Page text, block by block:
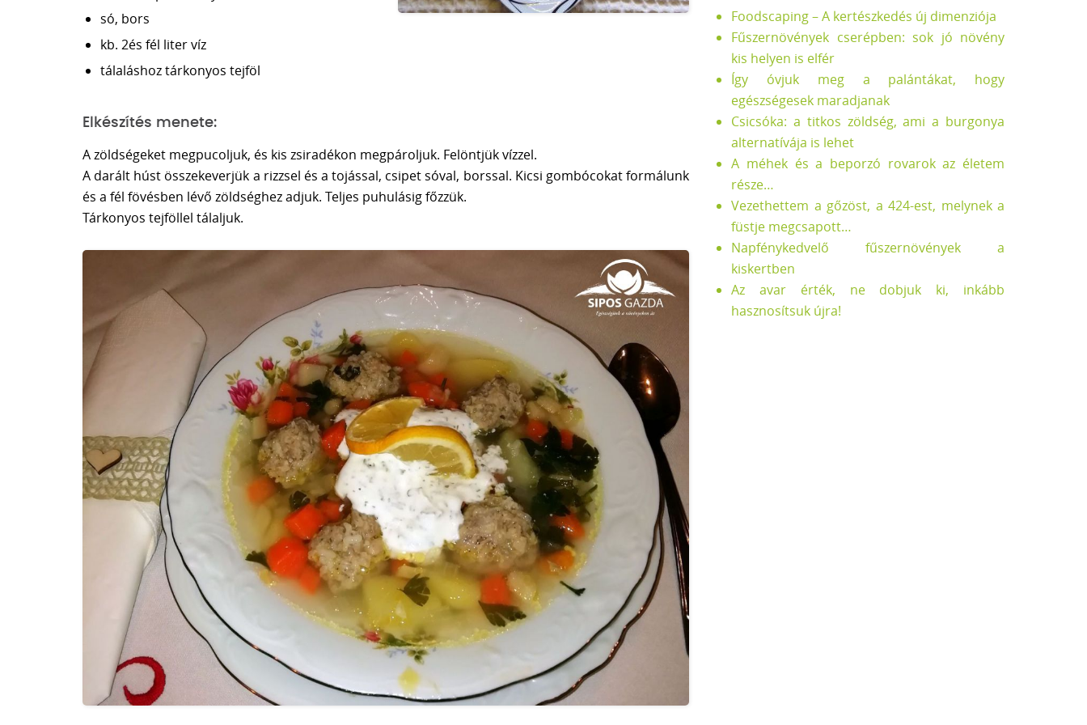
só, bors
kb. 2és fél liter víz
tálaláshoz tárkonyos tejföl
Elkészítés menete:
A zöldségeket megpucoljuk, és kis zsiradékon megpároljuk. Felöntjük vízzel.
A darált húst összekeverjük a rizzsel és a tojással, csipet sóval, borssal. Kicsi gombócokat formálunk
és a fél fövésben lévő zöldséghez adjuk. Teljes puhulásig főzzük.
Tárkonyos tejföllel tálaljuk.
Foodscaping – A kertészkedés új dimenziója
Fűszernövények cserépben: sok jó növény
kis helyen is elfér
Így óvjuk meg a palántákat, hogy
egészségesek maradjanak
Csicsóka: a titkos zöldség, ami a burgonya
alternatívája is lehet
A méhek és a beporzó rovarok az életem
része…
Vezethettem a gőzöst, a 424-est, melynek a
füstje megcsapott…
Napfénykedvelő fűszernövények a
kiskertben
Az avar érték, ne dobjuk ki, inkább
hasznosítsuk újra!